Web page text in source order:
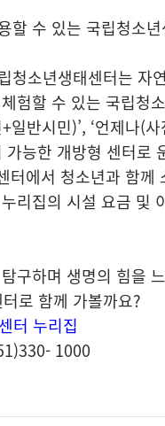
할 수 있는 국립청소
청소년생태센터는 자
험할 수 있는 국립청
일반시민)’, ‘언제나(
가능한 개방형 센터로
터에서 청소년과 함께
리집의 시설 요금 및
구하며 생명의 힘을
로 함께 가볼까요?
터 누리집
1000